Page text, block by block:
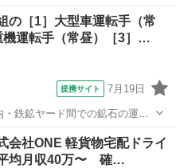
ョン業務を担当いただきま
得していただき、ゆくゆくは
など、マ...
の［1］大型車運転手（常
機運転手（常昼）［3］…
提携サイト 7月19日
鉄鉱ヤード間での鉱石の運搬
3］ダンプトラックを使用
［5］ 日本製鉄関
会社ONE 軽貨物宅配ドライ
均月収40万〜 確…